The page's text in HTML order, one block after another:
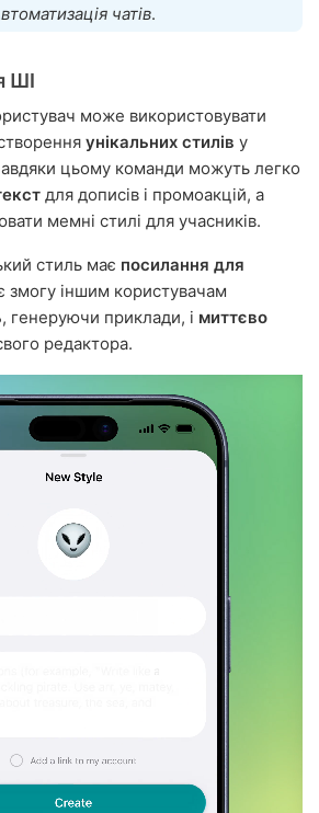
чатів.
ШІ
може використовувати
унікальних стилів у
цьому команди можуть легко
для дописів і промоакцій, а
мемні стилі для учасників.
стиль має посилання для
змогу іншим користувачам
, генеруючи приклади, і миттєво
редактора.